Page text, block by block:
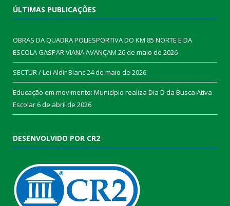
ÚLTIMAS PUBLICAÇÕES
OBRAS DA QUADRA POLIESPORTIVA DO KM 85 NORTE E DA
ESCOLA GASPAR VIANA AVANÇAM 26 de maio de 2026
SECTUR / Lei Aldir Blanc24 de maio de 2026
Educação em movimento: Município realiza Dia D da Busca Ativa
Escolar6 de abril de 2026
DESENVOLVIDO POR CR2